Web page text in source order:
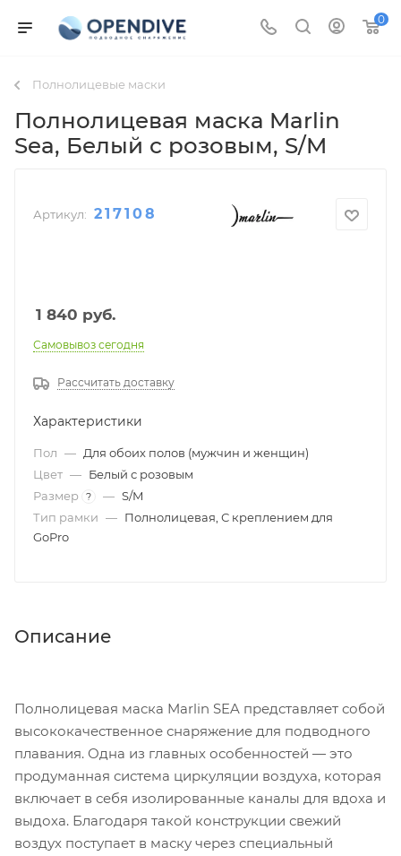
0
Полнолицевые маски
Полнолицевая маска Marlin
Sea, Белый с розовым, S/M
Артикул: 217108
1 840 руб.
Самовывоз сегодня
Рассчитать доставку
Характеристики
Пол — Для обоих полов (мужчин и женщин)
Цвет — Белый с розовым
Размер
? — S/M
Тип рамки — Полнолицевая, С креплением для
GoPro
Описание
Полнолицевая маска Marlin SEA представляет собой
высококачественное снаряжение для подводного
плавания. Одна из главных особенностей — это
продуманная система циркуляции воздуха, которая
включает в себя изолированные каналы для вдоха и
выдоха. Благодаря такой конструкции свежий
воздух поступает в маску через специальный